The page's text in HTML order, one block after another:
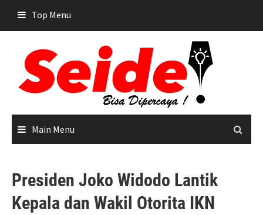
content
Top Menu
Main Menu
Presiden Joko Widodo Lantik
Kepala dan Wakil Otorita IKN